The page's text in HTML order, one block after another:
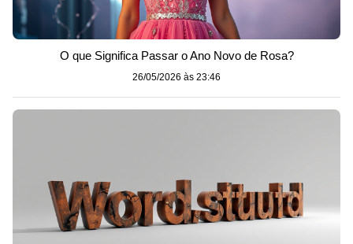
O que Significa Passar o Ano Novo de Rosa?
26/05/2026 às 23:46